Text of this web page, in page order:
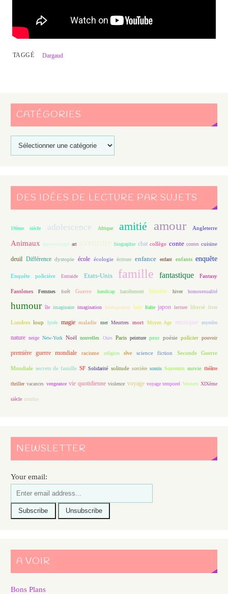
TAGGÉ Dargaud
CATÉGORIES
DES IDÉES DE LECTURE PAR SUJETS
19ème siècle adolescence Afrique amitié amour Angleterre
Animaux apprentissage art aventure biographie chat collège conte contes cuisine
deuil Différence dystopie école écologie écriture enfance enfant enfants enquête
Enquête policière Entraide Etats-Unis famille fantastique Fantasy
Fantômes Femmes forêt Guerre handicap harcèlement histoire hiver homosexualité
humour île imaginaire imagination Immigration Inde Italie japon lecture liberté livre
Londres loup lycée magie maladie mer Meurtres mort Moyen Age musique mystère
nature neige New-York Noël nouvelles Ours Paris peinture peur poésie policier pouvoir
première guerre mondiale racisme religion rêve science fiction Seconde Guerre
Mondiale secrets de famille SF Solidarité solitude sorcière souris Souvenirs survie théâtre
thriller vacances vengeance vie quotidienne violence voyage voyage temporel Western XIXème
siècle zombie
NEWSLETTER
Your email:
A VOIR
Bons Plans